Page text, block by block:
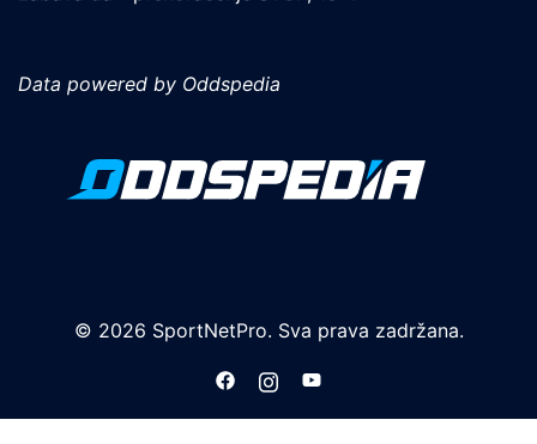
Data powered by Oddspedia
© 2026 SportNetPro. Sva prava zadržana.